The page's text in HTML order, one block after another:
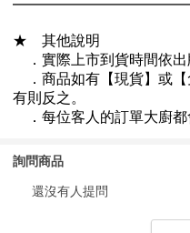
詢問商品
還沒有人提問